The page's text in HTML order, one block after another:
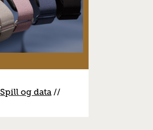
Spill og data //